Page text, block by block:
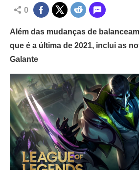
0
Além das mudanças de
que é a última de 2021, inclui as
Galante